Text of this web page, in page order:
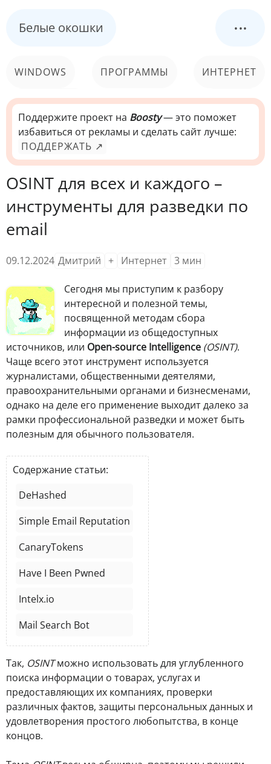
Белые окошки ...
WINDOWS ПРОГРАММЫ ИНТЕРНЕТ
КОМПЬЮТЕР
СИСТЕМА
Поддержите проект на Boosty— это поможет
избавиться от рекламы и сделать сайт лучше:
ПОДДЕРЖАТЬ ↗
OSINT для всех и каждого –
инструменты для разведки по
email
09.12.2024 Дмитрий + Интернет 3 мин
Сегодня мы приступим к разбору
интересной и полезной темы,
посвященной методам сбора
информации из общедоступных
источников, или Open-source Intelligence (OSINT).
Чаще всего этот инструмент используется
журналистами, общественными деятелями,
правоохранительными органами и бизнесменами,
однако на деле его применение выходит далеко за
рамки профессиональной разведки и может быть
полезным для обычного пользователя.
Содержание статьи:
DeHashed
Simple Email Reputation
CanaryTokens
Have I Been Pwned
Intelx.io
Mail Search Bot
Так, OSINTможно использовать для углубленного
поиска информации о товарах, услугах и
предоставляющих их компаниях, проверки
различных фактов, защиты персональных данных и
удовлетворения простого любопытства, в конце
концов.